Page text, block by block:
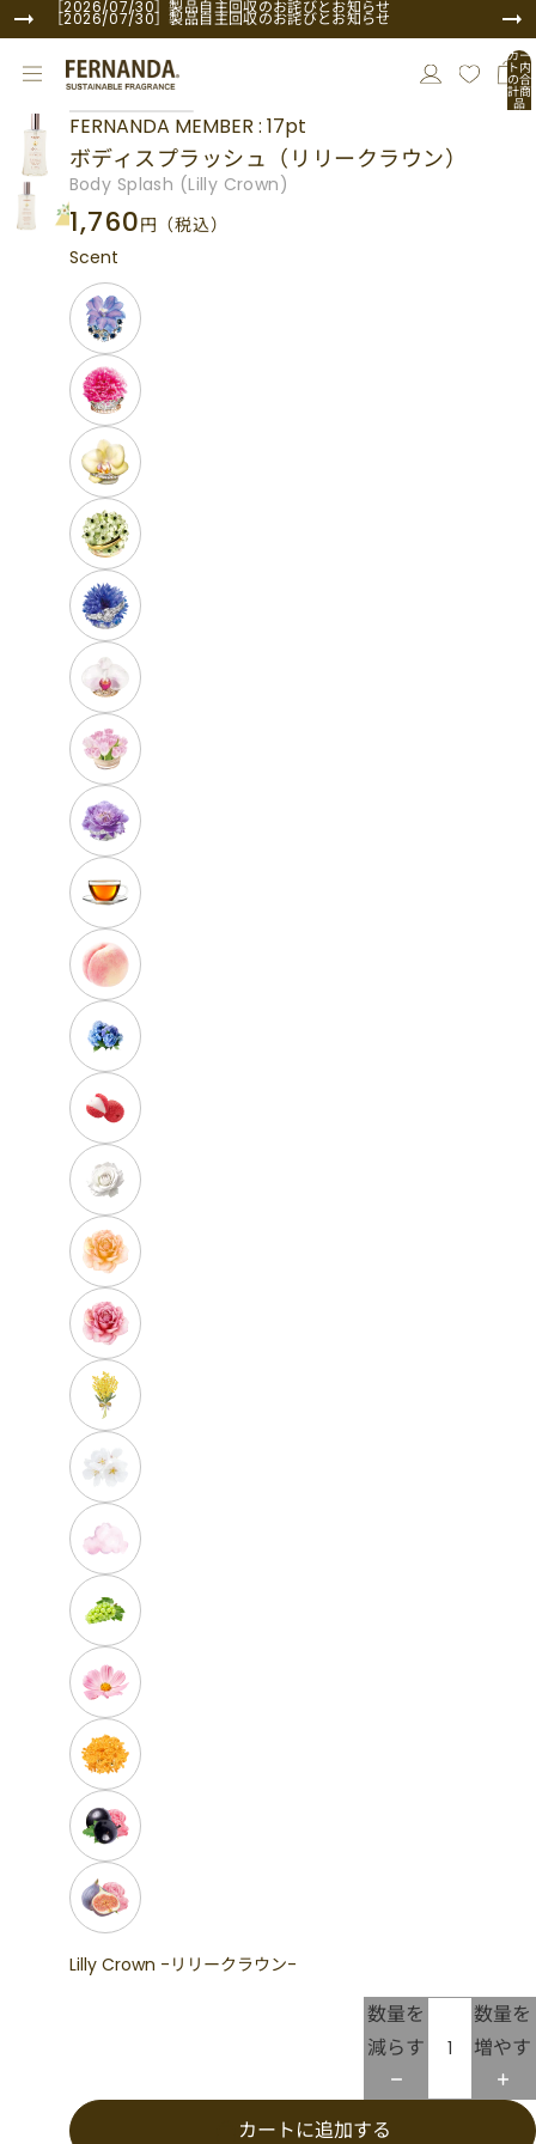
［2026/07/30］製品自主回収のお詫びとお知らせ
［2026/07/30］製品自主回収のお詫びとお知らせ
カー
ト内
の合
計商
品
数:
商品情報にスキップ
ボディスプラッシュ（リリークラウン）
Body Splash (Lilly Crown)
1,760円 （税込）
FERNANDA MEMBER : 17pt
Scent
Lilly Crown -リリークラウン-
数量を
減らす
数量を
増やす
カートに追加する